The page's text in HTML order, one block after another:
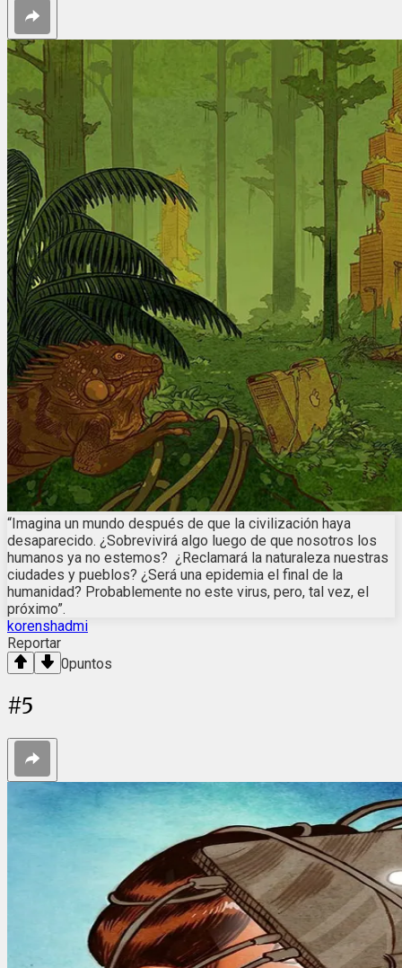
“Imagina un mundo después de que la civilización haya
desaparecido. ¿Sobrevivirá algo luego de que nosotros los
humanos ya no estemos? ¿Reclamará la naturaleza nuestras
ciudades y pueblos? ¿Será una epidemia el final de la
humanidad? Probablemente no este virus, pero, tal vez, el
próximo”.
korenshadmi
Reportar
0puntos
#5